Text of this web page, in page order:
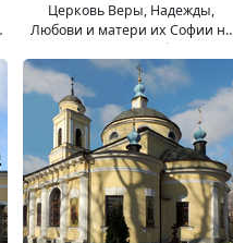
Церковь Веры, Надежды,
Любови и матери их Софии на
Миусском кладбище.